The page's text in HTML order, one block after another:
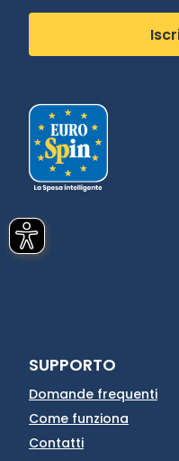
SUPPORTO
Domande frequenti
Come funziona
Contatti